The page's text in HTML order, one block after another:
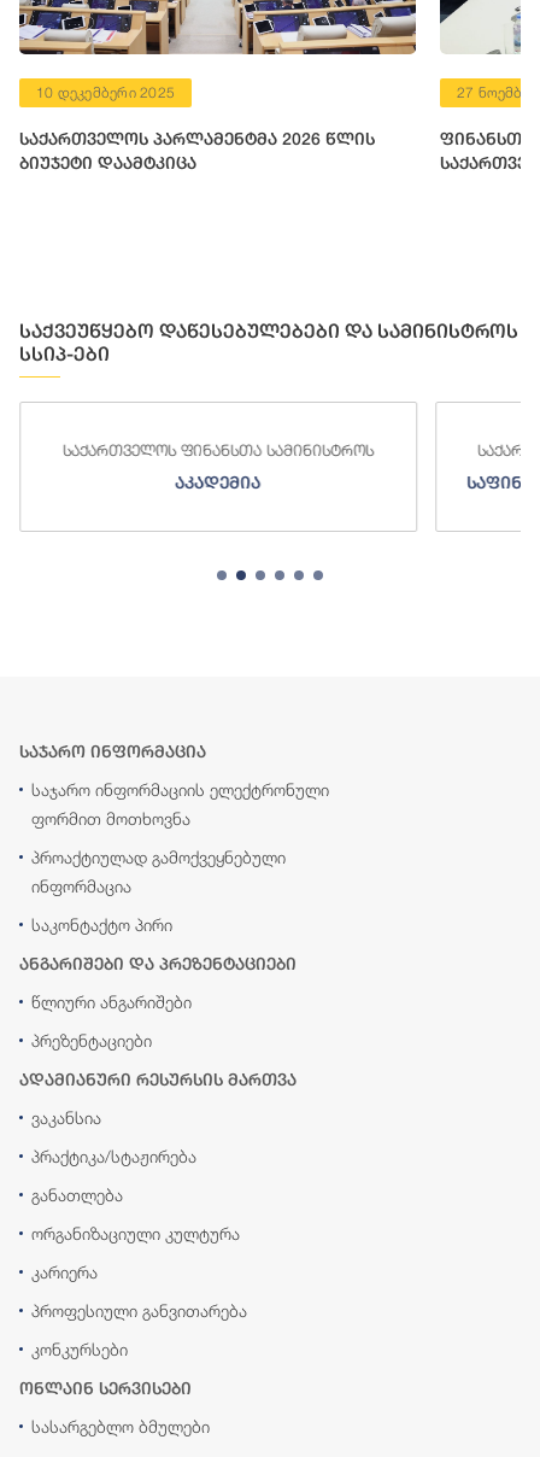
10 დეკემბერი 2025
საქართველოს პარლამენტმა 2026 წლის
ბიუჯეტი დაამტკიცა
27
ფინანსთა
საქვეუწყებო დაწესებულებები და სამინისტროს
სსიპ-ები
საქართველოს ფინანსთა სამინისტროს
საფინანსო-ანალიტიკური სამსახური
საჯარო ინფორმაცია
საჯარო ინფორმაციის ელექტრონული
ფორმით მოთხოვნა
პროაქტიულად გამოქვეყნებული
ინფორმაცია
საკონტაქტო პირი
ანგარიშები და პრეზენტაციები
წლიური ანგარიშები
პრეზენტაციები
ადამიანური რესურსის მართვა
ვაკანსია
პრაქტიკა/სტაჟირება
განათლება
ორგანიზაციული კულტურა
კარიერა
პროფესიული განვითარება
კონკურსები
ონლაინ სერვისები
სასარგებლო ბმულები